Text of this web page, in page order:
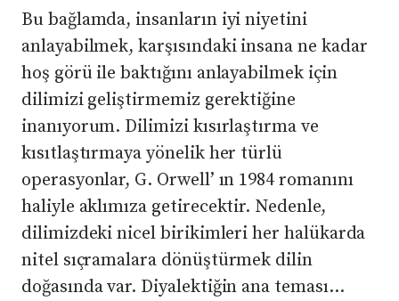
Bu bağlamda, insanların iyi niyetini
anlayabilmek, karşısındaki insana ne kadar
hoş görü ile baktığını anlayabilmek için
dilimizi geliştirmemiz gerektiğine
inanıyorum. Dilimizi kısırlaştırma ve
kısıtlaştırmaya yönelik her türlü
operasyonlar, G. Orwell’ ın 1984 romanını
haliyle aklımıza getirecektir. Nedenle,
dilimizdeki nicel birikimleri her halükarda
nitel sıçramalara dönüştürmek dilin
doğasında var. Diyalektiğin ana teması…